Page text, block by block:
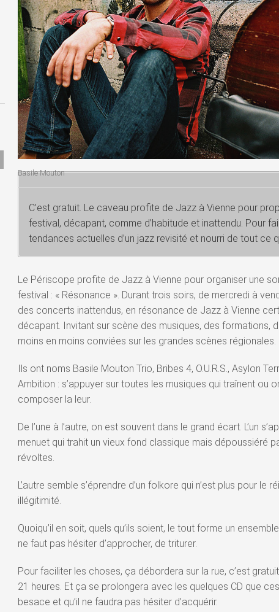
Basile Mouton
C’est gratuit. Le caveau profite de Jazz à Vienne pour
festival, décapant, comme d’habitude et inattendu. Pour
tendances actuelles d’un jazz revisité et nourri de tout ce
Le Périscope profite de Jazz à Vienne pour organiser une
festival : « Résonance ». Durant trois soirs, de mercredi à
des concerts inattendus, en résonance de Jazz à Vienne
décapant. Invitant sur scène des musiques, des formations,
moins en moins conviées sur les grandes scènes régionales.
Ils ont noms Basile Mouton Trio, Bribes 4, O.U.R.S., Asylon
Ambition : s’appuyer sur toutes les musiques qui traînent ou
composer la leur.
De l’une à l’autre, on est souvent dans le grand écart. L’un
menuet qui trahit un vieux fond classique mais dépoussiéré
révoltes.
L’autre semble s’éprendre d’un folkore qui n’est plus pour le
illégitimité.
Quoiqu’il en soit, quels qu’ils soient, le tout forme un
ne faut pas hésiter d’approcher, de triturer.
Pour faciliter les choses, ça débordera sur la rue, c’est
21 heures. Et ça se prolongera avec les quelques CD que
besace et qu’il ne faudra pas hésiter d’acquérir.